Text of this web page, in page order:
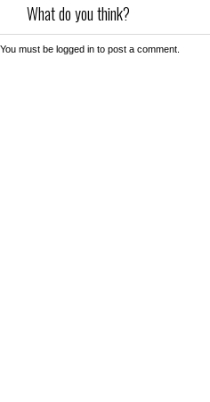
What do you think?
You must be logged in to post a comment.